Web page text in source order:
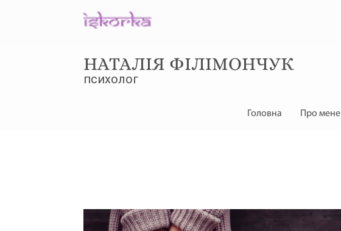
НАТАЛІЯ ФІЛІМОНЧУК
психолог
Головна Про мене